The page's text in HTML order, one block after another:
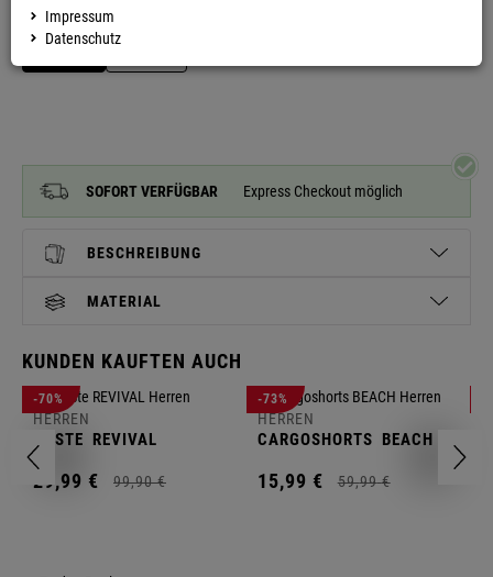
SOFORT VERFÜGBAR Express Checkout möglich
BESCHREIBUNG
MATERIAL
KUNDEN KAUFTEN AUCH
-70%
HERREN
WESTE REVIVAL
29,99 € 99,90 €
-73%
HERREN
CARGOSHORTS BEACH
15,99 € 59,99 €
Impressum
Datenschutz